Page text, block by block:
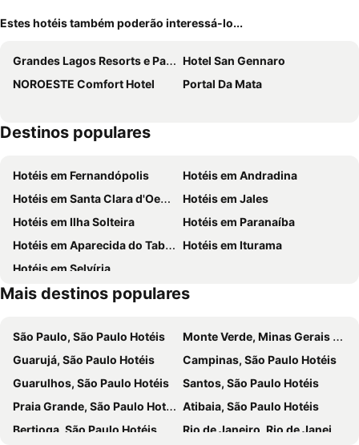
Estes hotéis também poderão interessá-lo...
Grandes Lagos Resorts e Parque Aquático
Hotel San Gennaro
NOROESTE Comfort Hotel
Portal Da Mata
Destinos populares
Hotéis em Fernandópolis
Hotéis em Andradina
Hotéis em Santa Clara d'Oeste
Hotéis em Jales
Hotéis em Ilha Solteira
Hotéis em Paranaíba
Hotéis em Aparecida do Taboado
Hotéis em Iturama
Hotéis em Selvíria
Mais destinos populares
São Paulo, São Paulo Hotéis
Monte Verde, Minas Gerais Hotéis
Guarujá, São Paulo Hotéis
Campinas, São Paulo Hotéis
Guarulhos, São Paulo Hotéis
Santos, São Paulo Hotéis
Praia Grande, São Paulo Hotéis
Atibaia, São Paulo Hotéis
Bertioga, São Paulo Hotéis
Rio de Janeiro, Rio de Janeiro Hotéis